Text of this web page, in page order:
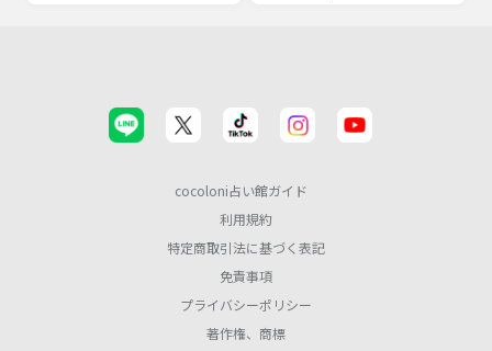
cocoloni占い館ガイド
利用規約
特定商取引法に基づく表記
免責事項
プライバシーポリシー
著作権、商標